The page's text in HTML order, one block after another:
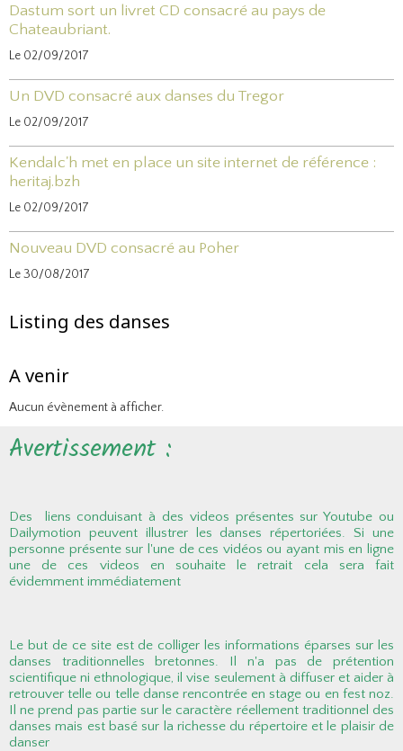
Dastum sort un livret CD consacré au pays de
Chateaubriant.
Le 02/09/2017
Un DVD consacré aux danses du Tregor
Le 02/09/2017
Kendalc'h met en place un site internet de référence :
heritaj.bzh
Le 02/09/2017
Nouveau DVD consacré au Poher
Le 30/08/2017
Listing des danses
A venir
Aucun évènement à afficher.
Avertissement :
Des liens conduisant à des videos présentes sur Youtube ou
Dailymotion peuvent illustrer les danses répertoriées. Si une
personne présente sur l'une de ces vidéos ou ayant mis en ligne
une de ces videos en souhaite le retrait cela sera fait
évidemment immédiatement
Le but de ce site est de colliger les informations éparses sur les
danses traditionnelles bretonnes. Il n'a pas de prétention
scientifique ni ethnologique, il vise seulement à diffuser et aider à
retrouver telle ou telle danse rencontrée en stage ou en fest noz.
Il ne prend pas partie sur le caractère réellement traditionnel des
danses mais est basé sur la richesse du répertoire et le plaisir de
danser